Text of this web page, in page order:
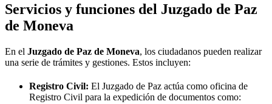
Servicios y funciones del Juzgado de Paz
de Moneva
En el Juzgado de Paz de Moneva, los ciudadanos pueden realizar
una serie de trámites y gestiones. Estos incluyen:
Registro Civil: El Juzgado de Paz actúa como oficina de
Registro Civil para la expedición de documentos como: